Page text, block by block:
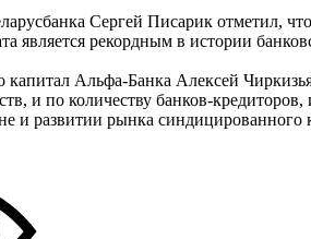
Сергей Писарик отметил,
является рекордным в истории
капитал Альфа-Банка Алексей
и по количеству банков-
и развитии рынка